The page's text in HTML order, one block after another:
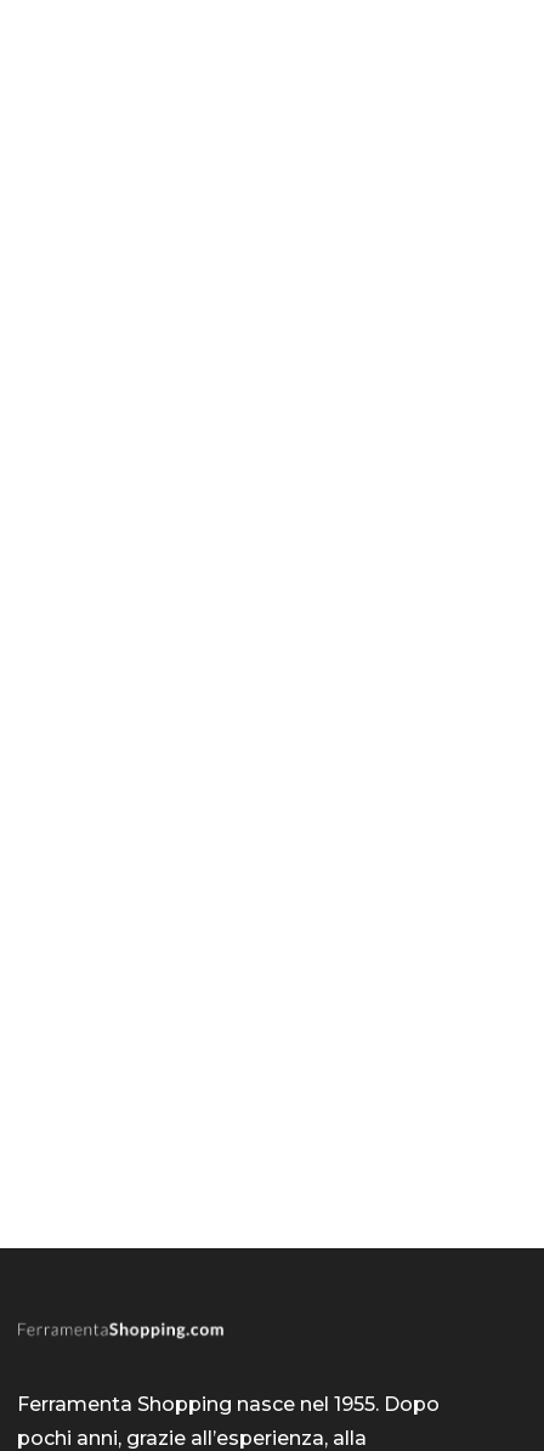
Ferramenta Shopping nasce nel 1955. Dopo
pochi anni, grazie all’esperienza, alla